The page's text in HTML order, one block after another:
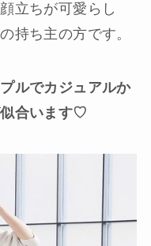
立ちが可愛らし
持ち主の方です。
ルでカジュアルか
合います♡